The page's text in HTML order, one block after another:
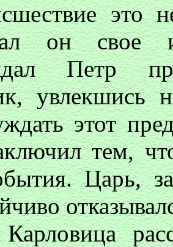
это
он свое
Петр
увлекшись
этот
тем,
Царь,
Карловица